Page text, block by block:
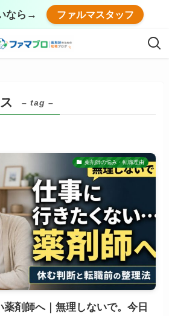
なら→ ファルマスタッフ
– tag –
薬剤師の悩み・転職理由
剤師へ｜無理しないで。今日